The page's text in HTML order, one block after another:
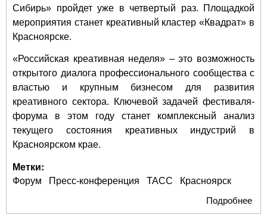
Сибирь» пройдет уже в четвертый раз. Площадкой
мероприятия станет креативный кластер «Квадрат» в
Красноярске.
«Российская креативная неделя» – это возможность
открытого диалога профессионального сообщества с
властью и крупным бизнесом для развития
креативного сектора. Ключевой задачей фестиваля-
форума в этом году станет комплексный анализ
текущего состояния креативных индустрий в
Красноярском крае.
Метки:
Форум Пресс-конференция ТАСС
Красноярск
Подробнее